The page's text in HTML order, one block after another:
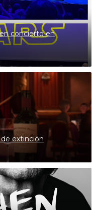
concierto en
extinción